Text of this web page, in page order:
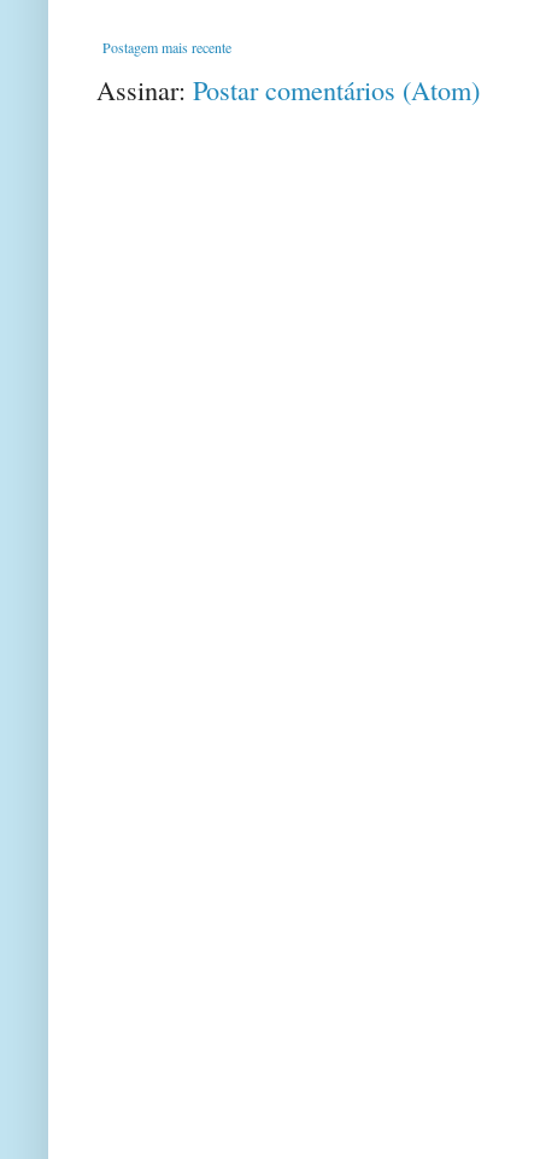
Postagem mais recente
Assinar: Postar comentários (Atom)